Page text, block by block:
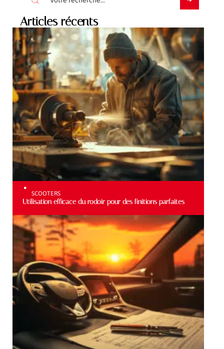
Articles récents
SCOOTERS
Utilisation efficace du rodoir pour des finitions parfaites